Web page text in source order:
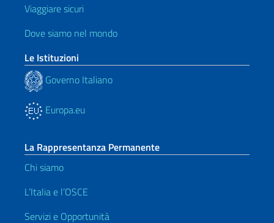
Viaggiare sicuri
Dove siamo nel mondo
Le Istituzioni
Governo Italiano
Europa.eu
La Rappresentanza Permanente
Chi siamo
L’Italia e l’OSCE
Servizi e Opportunità